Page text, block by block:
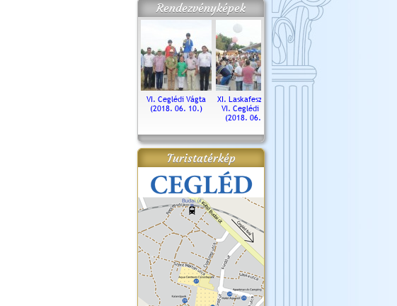
Rendezvényképek
VI. Ceglédi Vágta
(2018. 06. 10.)
XI. Laskafesztivál és
VI. Ceglédi Vágta
(2018. 06. 10.)
Turistatérkép